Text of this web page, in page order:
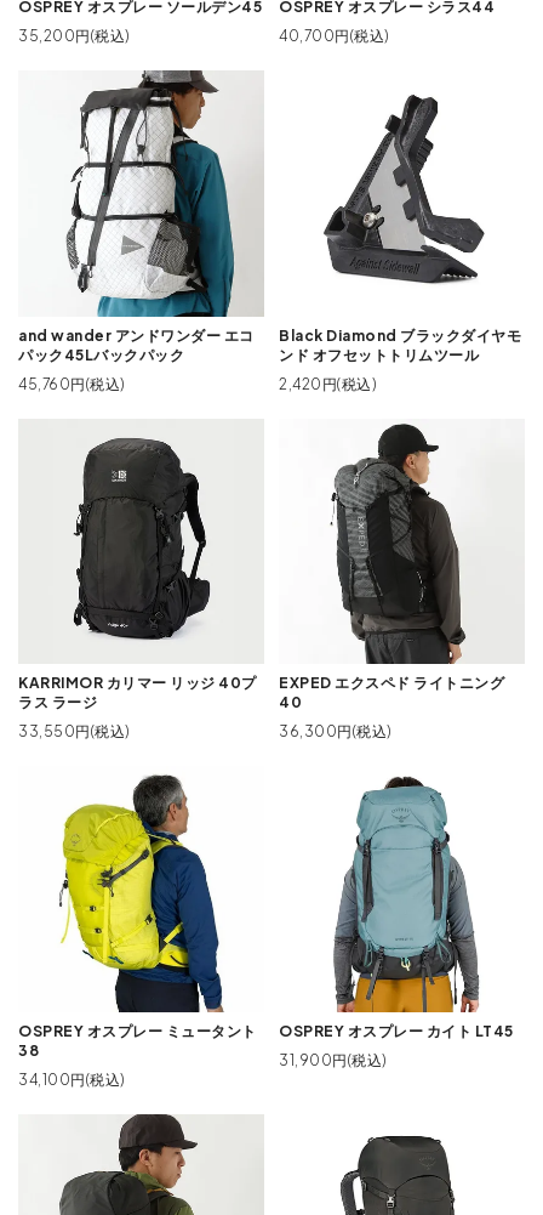
OSPREY オスプレー ソールデン45
35,200円(税込)
OSPREY オスプレー シラス44
40,700円(税込)
and wander アンドワンダー エコ
パック45Lバックパック
45,760円(税込)
Black Diamond ブラックダイヤモ
ンド オフセットトリムツール
2,420円(税込)
KARRIMOR カリマー リッジ 40プ
ラス ラージ
33,550円(税込)
EXPED エクスペド ライトニング
40
36,300円(税込)
OSPREY オスプレー ミュータント
38
34,100円(税込)
OSPREY オスプレー カイト LT45
31,900円(税込)